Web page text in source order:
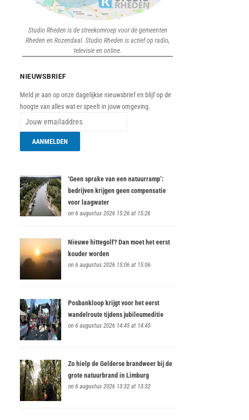
Studio Rheden is de streekomroep voor de gemeenten
Rheden en Rozendaal. Studio Rheden is actief op radio,
televisie en online.
NIEUWSBRIEF
Meld je aan op onze dagelijkse nieuwsbrief en blijf op de
hoogte van alles wat er speelt in jouw omgeving.
‘Geen sprake van een natuurramp’:
bedrijven krijgen geen compensatie
voor laagwater
on 6 augustus 2026 15:26 at 15:26
Nieuwe hittegolf? Dan moet het eerst
kouder worden
on 6 augustus 2026 15:06 at 15:06
Posbankloop krijgt voor het eerst
wandelroute tijdens jubileumeditie
on 6 augustus 2026 14:45 at 14:45
Zo hielp de Gelderse brandweer bij de
grote natuurbrand in Limburg
on 6 augustus 2026 13:32 at 13:32